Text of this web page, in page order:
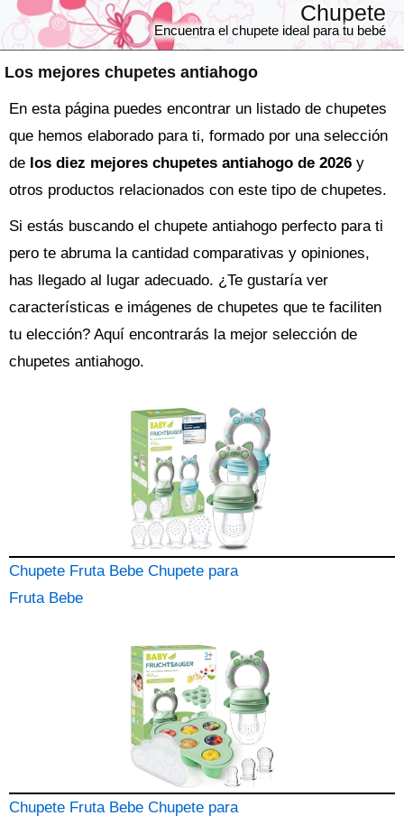
Los mejores chupetes antiahogo
Chupete
Encuentra el chupete ideal para tu bebé
En esta página puedes encontrar un listado de chupetes
que hemos elaborado para ti, formado por una selección
de los diez mejores chupetes antiahogo de 2026 y
otros productos relacionados con este tipo de chupetes.
Si estás buscando el chupete antiahogo perfecto para ti
pero te abruma la cantidad comparativas y opiniones,
has llegado al lugar adecuado. ¿Te gustaría ver
características e imágenes de chupetes que te faciliten
tu elección? Aquí encontrarás la mejor selección de
chupetes antiahogo.
Chupete Fruta Bebe Chupete para
Fruta Bebe
Chupete Fruta Bebe Chupete para